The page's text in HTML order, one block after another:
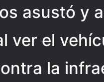
asustó y
ver el
la